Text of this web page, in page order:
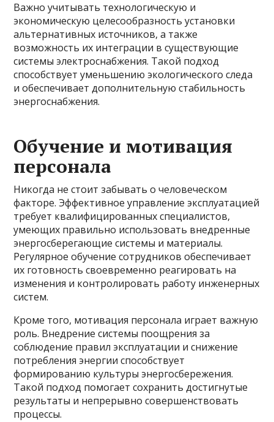
Важно учитывать технологическую и
экономическую целесообразность установки
альтернативных источников, а также
возможность их интеграции в существующие
системы электроснабжения. Такой подход
способствует уменьшению экологического следа
и обеспечивает дополнительную стабильность
энергоснабжения.
Обучение и мотивация
персонала
Никогда не стоит забывать о человеческом
факторе. Эффективное управление эксплуатацией
требует квалифицированных специалистов,
умеющих правильно использовать внедренные
энергосберегающие системы и материалы.
Регулярное обучение сотрудников обеспечивает
их готовность своевременно реагировать на
изменения и контролировать работу инженерных
систем.
Кроме того, мотивация персонала играет важную
роль. Внедрение системы поощрения за
соблюдение правил эксплуатации и снижение
потребления энергии способствует
формированию культуры энергосбережения.
Такой подход помогает сохранить достигнутые
результаты и непрерывно совершенствовать
процессы.